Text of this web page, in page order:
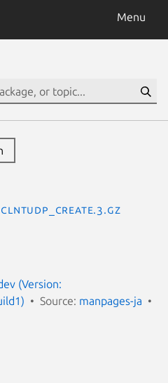
Menu
clntudp_create.3.gz
(Version:
Source: manpages-ja